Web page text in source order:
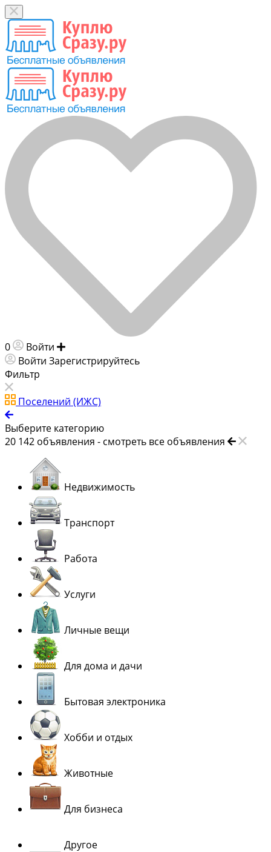
0 Войти
Войти Зарегистрируйтесь
Фильтр
Поселений (ИЖС)
Выберите категорию
20 142 объявления - смотреть все объявления
Недвижимость
Транспорт
Работа
Услуги
Личные вещи
Для дома и дачи
Бытовая электроника
Хобби и отдых
Животные
Для бизнеса
Другое